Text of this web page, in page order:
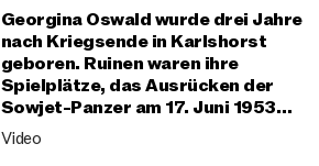
Georgina Oswald wurde drei Jahre
nach Kriegsende in Karlshorst
geboren. Ruinen waren ihre
Spielplätze, das Ausrücken der
Sowjet-Panzer am 17. Juni 1953
erlebte sie mit. Seit 1989 lebt sie
in Bayern und zeitweise in Berlin.
Video